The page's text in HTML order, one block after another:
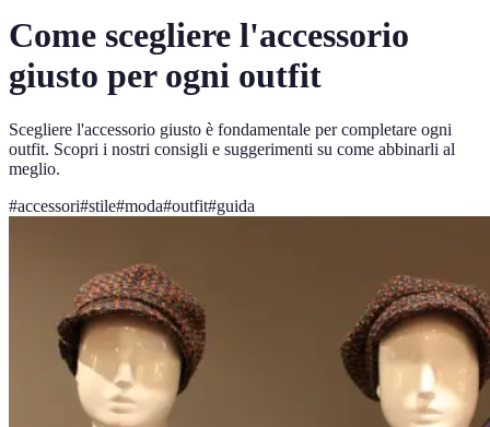
Come scegliere l'accessorio
giusto per ogni outfit
Scegliere l'accessorio giusto è fondamentale per completare ogni
outfit. Scopri i nostri consigli e suggerimenti su come abbinarli al
meglio.
#accessori#stile#moda#outfit#guida